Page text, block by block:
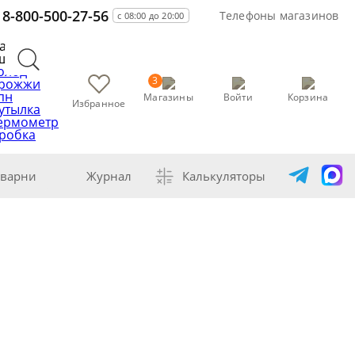
8-800-500-27-56 с 08:00 до 20:00 Телефоны магазинов
Избранное Магазины
3
Войти
Корзина
Журнал Калькуляторы
самогона водой